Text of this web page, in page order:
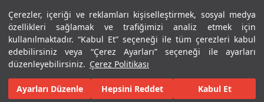
Çerezler, içeriği ve reklamları kişiselleştirmek, sosyal medya
özellikleri sağlamak ve trafiğimizi analiz etmek için
kullanılmaktadır. “Kabul Et” seçeneği ile tüm çerezleri kabul
edebilirsiniz veya “Çerez Ayarları” seçeneği ile ayarları
düzenleyebilirsiniz. Çerez Politikası
Ayarları Düzenle Hepsini Reddet Kabul Et
Menü Menü
Ana Sayfa Karolar Konut İçi Alanlar Banyo Seramikleri
Tüm Görseller(20)